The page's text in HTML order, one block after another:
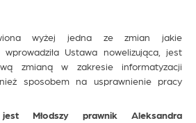
wyżej jedna ze zmian jakie
Ustawa nowelizująca, jest
zmianą w zakresie informatyzacji
sposobem na usprawnienie pracy
Młodszy prawnik Aleksandra